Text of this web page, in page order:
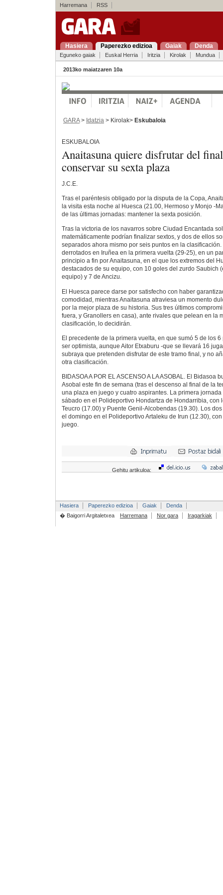
Harremana RSS
Hasiera Paperezko edizioa Gaiak Denda
Eguneko gaiak Euskal Herria Iritzia Kirolak Mundua
2013ko maiatzaren 10a
GARA> Idatzia > Kirolak> Eskubaloia
ESKUBALOIA
Anaitasuna quiere disfrutar del
conservar su sexta plaza
J.C.E.
Tras el paréntesis obligado por la disputa de la Copa,
la visita esta noche al Huesca (21.00, Hermoso y Monjo -
de las últimas jornadas: mantener la sexta posición.
Tras la victoria de los navarros sobre Ciudad Encantada
matemáticamente podrían finalizar sextos, y dos de ellos
separados ahora mismo por seis puntos en la
derrotados en Iruñea en la primera vuelta (29-25), en un
principio a fin por Anaitasuna, en el que los extremos del
destacados de su equipo, con 10 goles del zurdo Saubich
equipo) y 7 de Ancizu.
El Huesca parece darse por satisfecho con haber
comodidad, mientras Anaitasuna atraviesa un momento
por la mejor plaza de su historia. Sus tres últimos
fuera, y Granollers en casa), ante rivales que pelean en la
clasificación, lo decidirán.
El precedente de la primera vuelta, en que sumó 5 de los
ser optimista, aunque Aitor Etxaburu -que se llevará 16
subraya que pretenden disfrutar de este tramo final, y no
otra clasificación.
BIDASOA A POR EL ASCENSO A LA ASOBAL. El Bidasoa
Asobal este fin de semana (tras el descenso al final de la
una plaza en juego y cuatro aspirantes. La primera
sábado en el Polideportivo Hondartza de Hondarribia, con
Teucro (17.00) y Puente Genil-Alcobendas (19.30). Los
el domingo en el Polideportivo Artaleku de Irun (12.30),
juego.
Gehitu artikuloa:
Hasiera Paperezko edizioa Gaiak
Denda
� Baigorri Argitaletxea
Harremana Nor gara Iragarkiak